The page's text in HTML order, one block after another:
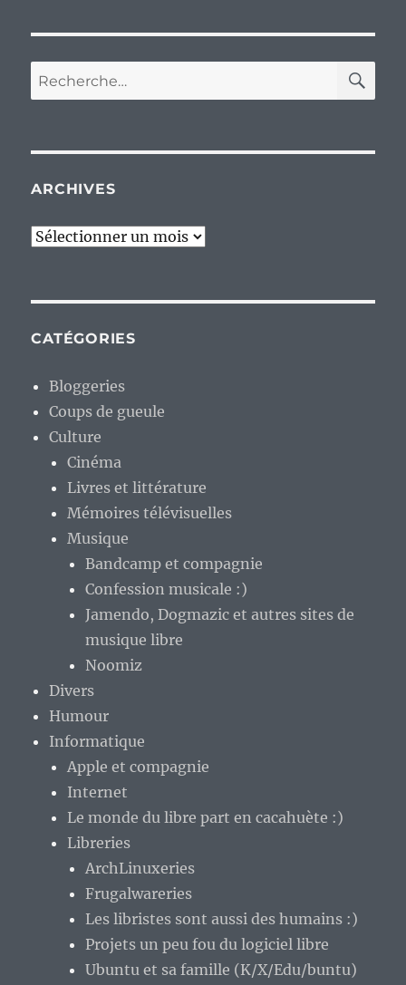
Recherche
pour :
ARCHIVES
Archives
CATÉGORIES
Bloggeries
Coups de gueule
Culture
Cinéma
Livres et littérature
Mémoires télévisuelles
Musique
Bandcamp et compagnie
Confession musicale :)
Jamendo, Dogmazic et autres sites de
musique libre
Noomiz
Divers
Humour
Informatique
Apple et compagnie
Internet
Le monde du libre part en cacahuète :)
Libreries
ArchLinuxeries
Frugalwareries
Les libristes sont aussi des humains :)
Projets un peu fou du logiciel libre
Ubuntu et sa famille (K/X/Edu/buntu)